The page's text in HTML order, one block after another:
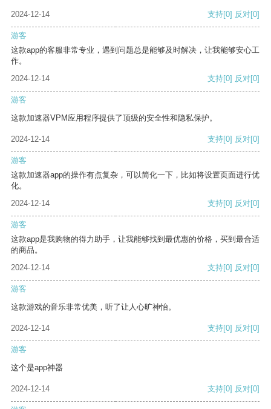
2024-12-14 支持[0] 反对[0]
游客
这款app的客服非常专业，遇到问题总是能够及时解决，让我能够安心工
作。
2024-12-14
支持[0] 反对[0]
游客
这款加速器VPM应用程序提供了顶级的安全性和隐私保护。
2024-12-14 支持[0] 反对[0]
游客
这款加速器app的操作有点复杂，可以简化一下，比如将设置页面进行优
化。
2024-12-14
支持[0] 反对[0]
游客
这款app是我购物的得力助手，让我能够找到最优惠的价格，买到最合适
的商品。
2024-12-14
支持[0] 反对[0]
游客
这款游戏的音乐非常优美，听了让人心旷神怡。
2024-12-14 支持[0] 反对[0]
游客
这个是app神器
2024-12-14 支持[0] 反对[0]